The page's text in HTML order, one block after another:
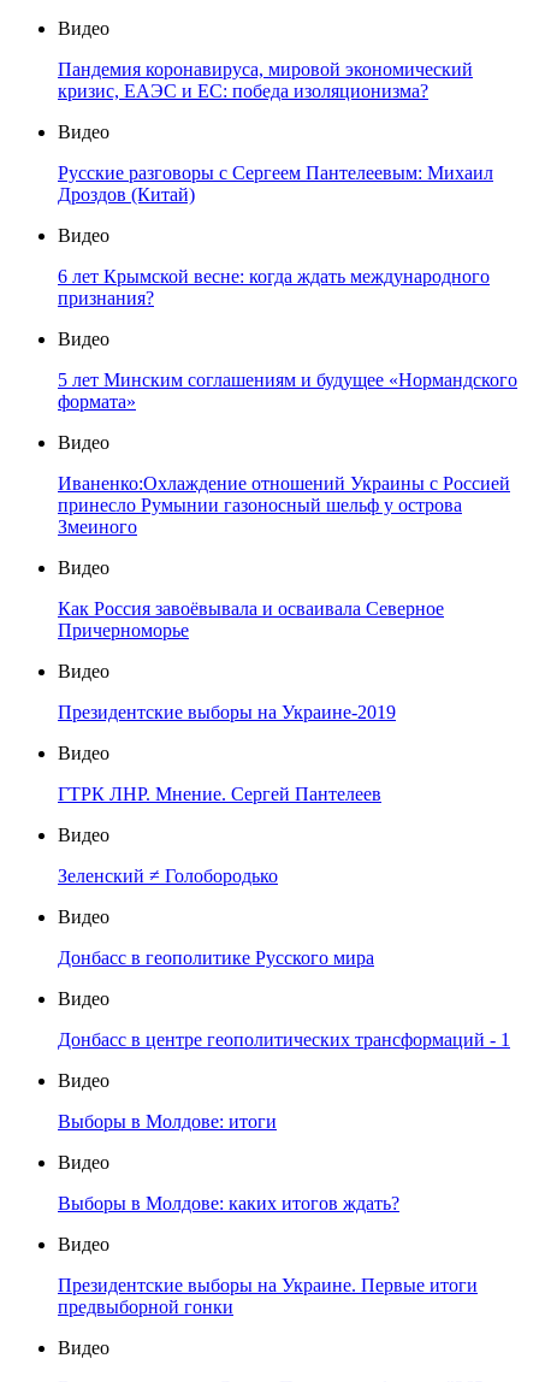
Видео
Пандемия коронавируса, мировой экономический
кризис, ЕАЭС и ЕС: победа изоляционизма?
Видео
Русские разговоры с Сергеем Пантелеевым: Михаил
Дроздов (Китай)
Видео
6 лет Крымской весне: когда ждать международного
признания?
Видео
5 лет Минским соглашениям и будущее «Нормандского
формата»
Видео
Иваненко:Охлаждение отношений Украины с Россией
принесло Румынии газоносный шельф у острова
Змеиного
Видео
Как Россия завоёвывала и осваивала Северное
Причерноморье
Видео
Президентские выборы на Украине-2019
Видео
ГТРК ЛНР. Мнение. Сергей Пантелеев
Видео
Зеленский ≠ Голобородько
Видео
Донбасс в геополитике Русского мира
Видео
Донбасс в центре геополитических трансформаций - 1
Видео
Выборы в Молдове: итоги
Видео
Выборы в Молдове: каких итогов ждать?
Видео
Президентские выборы на Украине. Первые итоги
предвыборной гонки
Видео